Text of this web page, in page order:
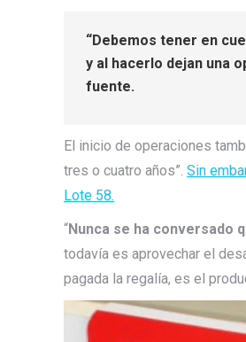
“Debemos tener en
y al hacerlo dejan una
fuente.
El inicio de operaciones
tres o cuatro años”. Sin
Lote 58.
“Nunca se ha conversado
todavía es aprovechar el
pagada la regalía, es el